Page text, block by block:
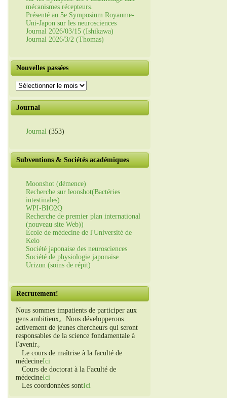
mécanismes récepteurs.
Présenté au 5e Symposium Royaume-
Uni-Japon sur les neurosciences
Journal 2026/03/15 (Ishikawa)
Journal 2026/3/2 (Thomas)
Nouvelles passées
Nouvelles
passées
Journal
Journal (353)
Subventions & Sociétés académiques
Moonshot (démence)
Recherche sur leonshot(Bactéries
intestinales)
WPI-BIO2Q
Recherche de premier plan international
(nouveau site Web))
École de médecine de l'Université de
Keio
Société japonaise des neurosciences
Société de physiologie japonaise
Urizun (soins de répit)
Recrutement!
Nous sommes impatients de participer aux
gens ambitieux。Nous développerons
activement de jeunes chercheurs qui seront
responsables de la science fondamentale à
l'avenir。
Le cours de maîtrise à la faculté de
médecineIci
Cours de doctorat à la Faculté de
médecineIci
Les coordonnées sontIci